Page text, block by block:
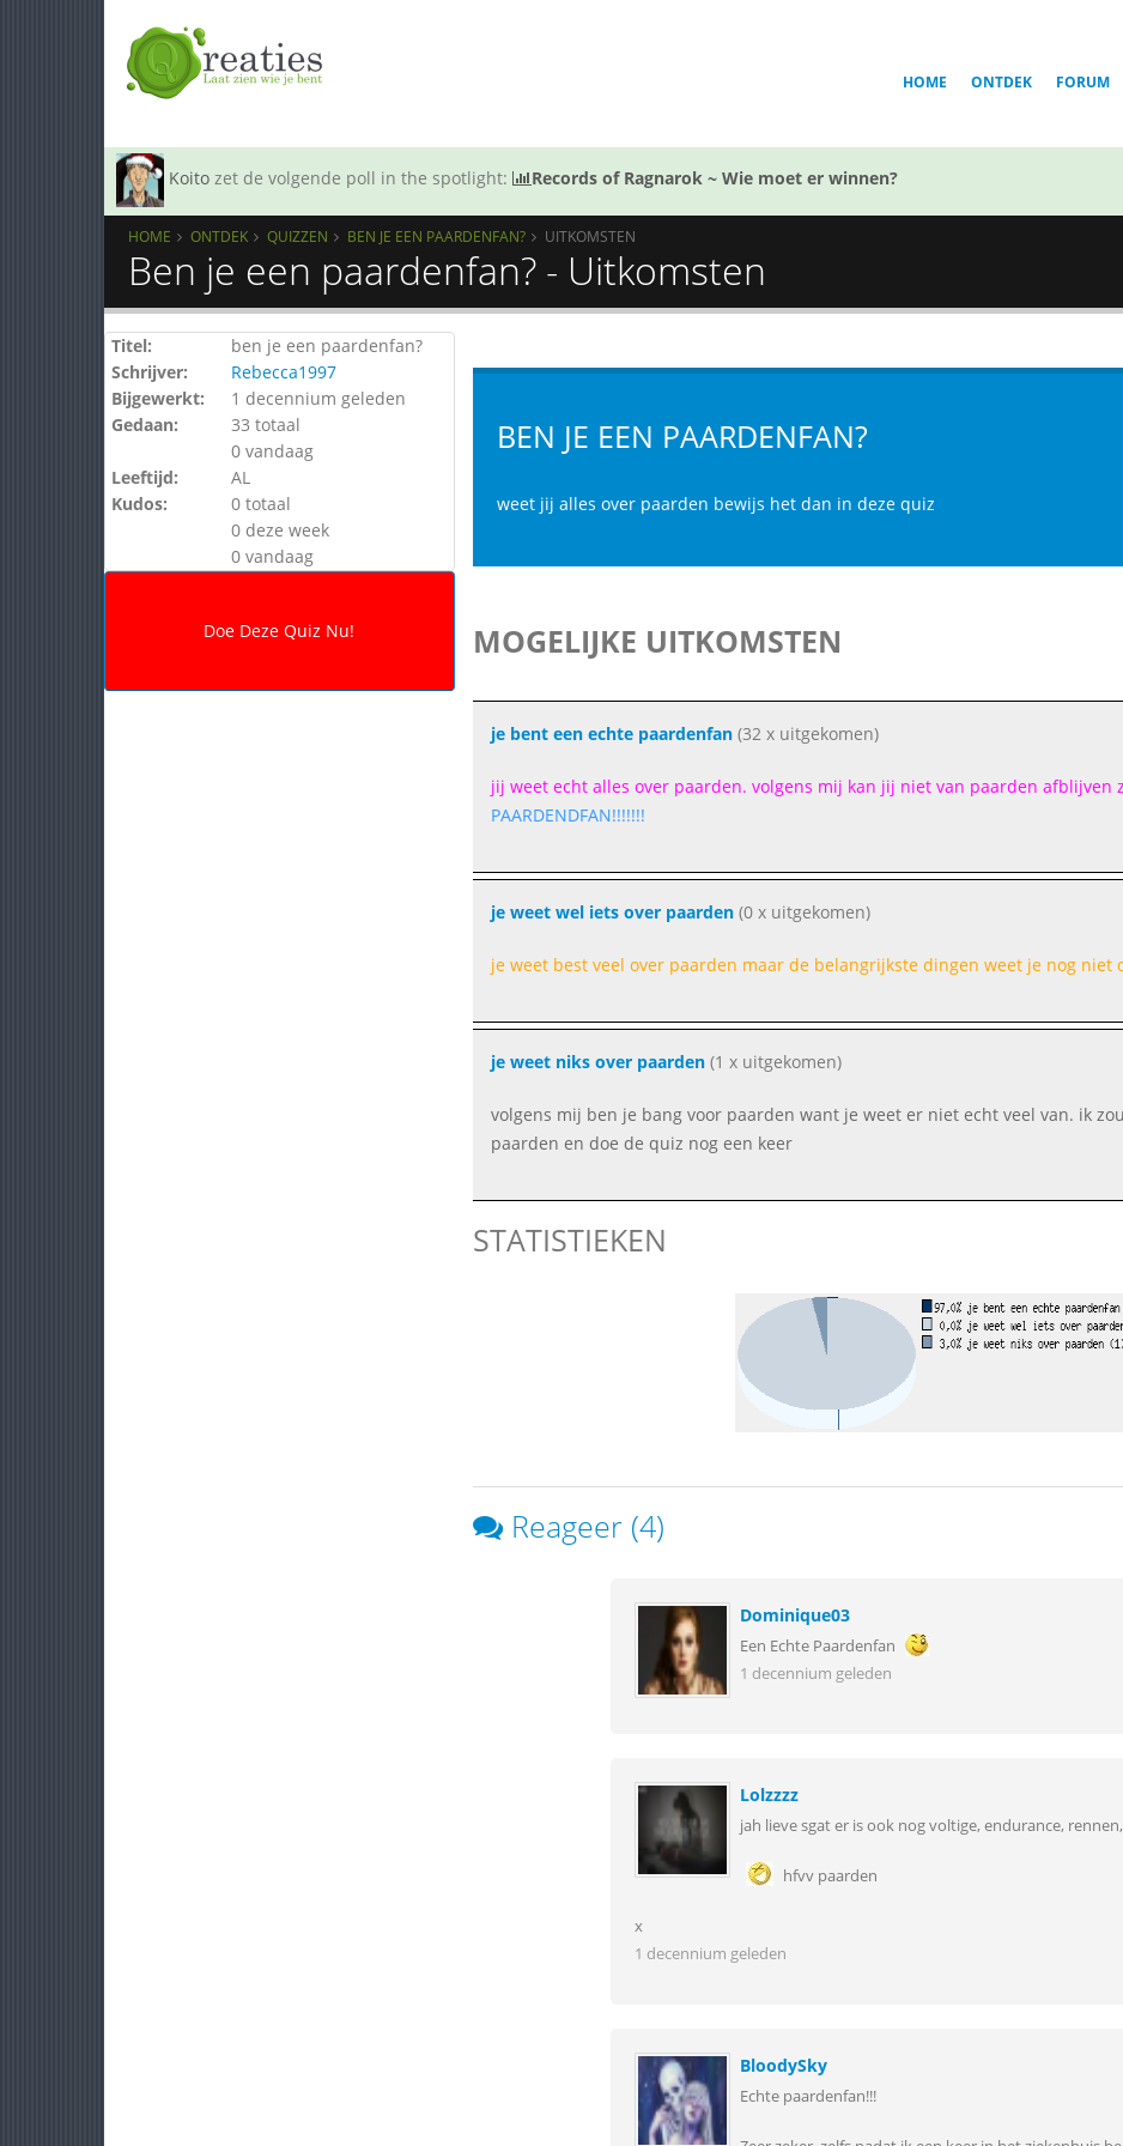
HOME ONTDEK FORUM
Koito zet de volgende poll in the spotlight: Records of Ragnarok ~ Wie moet er winnen?
HOME ONTDEK QUIZZEN BEN JE EEN PAARDENFAN? UITKOMSTEN
Ben je een paardenfan? - Uitkomsten
Titel:
ben je een paardenfan?
Schrijver:
Rebecca1997
Bijgewerkt:
1 decennium geleden
Gedaan:
33 totaal
0 vandaag
Leeftijd:
AL
Kudos:
0 totaal
0 deze week
0 vandaag
BEN JE EEN PAARDENFAN?
weet jij alles over paarden bewijs het dan in deze quiz
MOGELIJKE UITKOMSTEN
je bent een echte paardenfan(32 x uitgekomen)
jij weet echt alles over paarden. volgens mij kan jij niet van paarden afblijven
PAARDENDFAN!!!!!!!
je weet wel iets over paarden(0 x uitgekomen)
je weet best veel over paarden maar de belangrijkste dingen weet je nog
je weet niks over paarden(1 x uitgekomen)
volgens mij ben je bang voor paarden want je weet er niet echt veel van. ik
paarden en doe de quiz nog een keer
STATISTIEKEN
Reageer (4)
Dominique03
Een Echte Paardenfan
1 decennium geleden
Lolzzzz
jah lieve sgat er is ook nog voltige, endurance,
hfvv paarden
x
1 decennium geleden
BloodySky
Echte paardenfan!!!